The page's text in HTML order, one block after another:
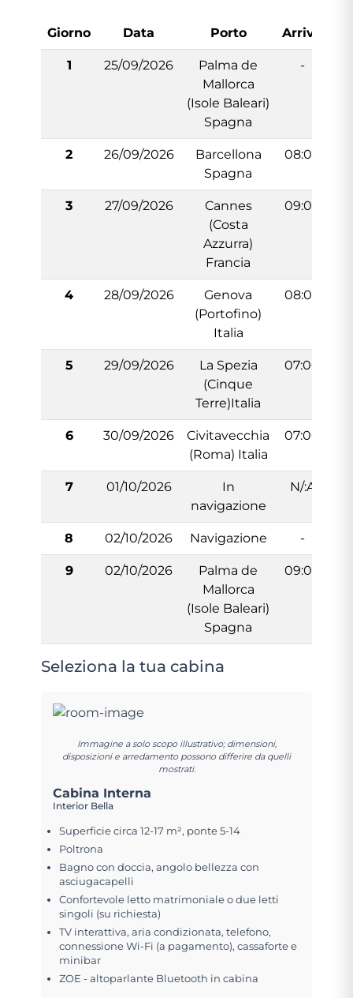
Giorno Data Porto Arrivo
1 25/09/2026
Palma de
Mallorca
(Isole Baleari)
Spagna
-
2 26/09/2026
Barcellona
Spagna
08:00
3 27/09/2026
Cannes
(Costa
Azzurra)
Francia
09:00
4 28/09/2026
Genova
(Portofino)
Italia
08:00
5 29/09/2026
La Spezia
(Cinque
Terre)Italia
07:00
6 30/09/2026
Civitavecchia
(Roma) Italia
07:00
7 01/10/2026
In
navigazione
N/:A
8 02/10/2026 Navigazione -
9 02/10/2026
Palma de
Mallorca
(Isole Baleari)
Spagna
09:00
Seleziona la tua cabina
Immagine a solo scopo illustrativo; dimensioni,
disposizioni e arredamento possono differire da quelli
mostrati.
Cabina Interna
Interior Bella
Superficie circa 12-17 m², ponte 5-14
Poltrona
Bagno con doccia, angolo bellezza con
asciugacapelli
Confortevole letto matrimoniale o due letti
singoli (su richiesta)
TV interattiva, aria condizionata, telefono,
connessione Wi-Fi (a pagamento), cassaforte e
minibar
ZOE - altoparlante Bluetooth in cabina